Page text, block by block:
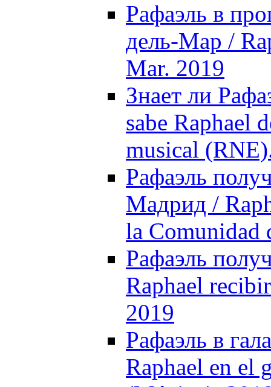
Рафаэль в
дель-Мар /
Mar. 2019
Знает ли
sabe Raphael
musical
Рафаэль
Мадрид /
la Comunidad
Рафаэль
Raphael
2019
Рафаэль в
Raphael en el